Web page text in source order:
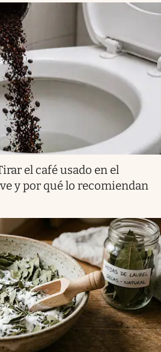
el café usado en el
y por qué lo recomiendan